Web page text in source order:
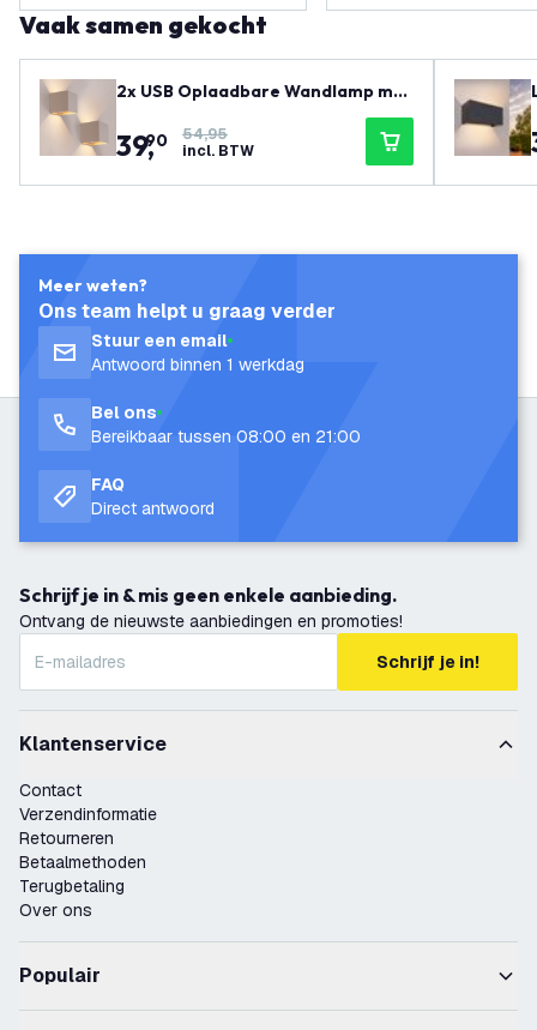
Vaak samen gekocht
2x USB Oplaadbare Wandlamp met
Sensor - Beige - Draadloos - 4400
mAh Accu - Geschikt voor Binnen &
Buiten
39,
90
54,95
incl. BTW
Meer weten?
Ons team helpt u graag verder
Stuur een email
Antwoord binnen 1 werkdag
Bel ons
Bereikbaar tussen 08:00 en 21:00
FAQ
Direct antwoord
Schrijf je in & mis geen enkele aanbieding.
Ontvang de nieuwste aanbiedingen en promoties!
Schrijf je in!
Klantenservice
Contact
Verzendinformatie
Retourneren
Betaalmethoden
Terugbetaling
Over ons
Populair